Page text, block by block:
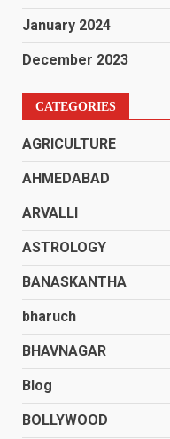
January 2024
December 2023
CATEGORIES
AGRICULTURE
AHMEDABAD
ARVALLI
ASTROLOGY
BANASKANTHA
bharuch
BHAVNAGAR
Blog
BOLLYWOOD